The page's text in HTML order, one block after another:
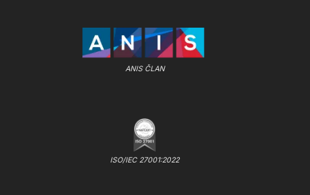
ANIS ČLAN
ISO/IEC 27001:2022